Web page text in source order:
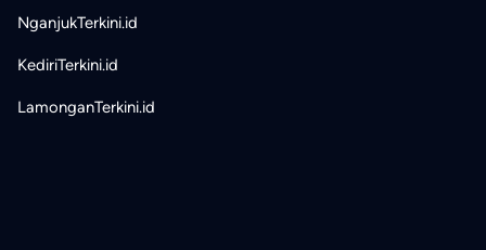
NganjukTerkini.id
KediriTerkini.id
LamonganTerkini.id